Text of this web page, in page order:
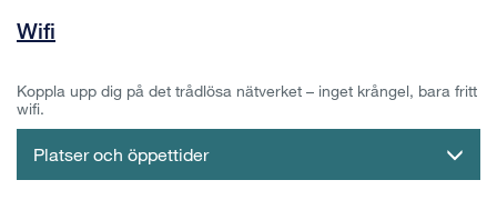
Wifi
Koppla upp dig på det trådlösa nätverket – inget krångel, bara fritt
wifi.
Platser och öppettider